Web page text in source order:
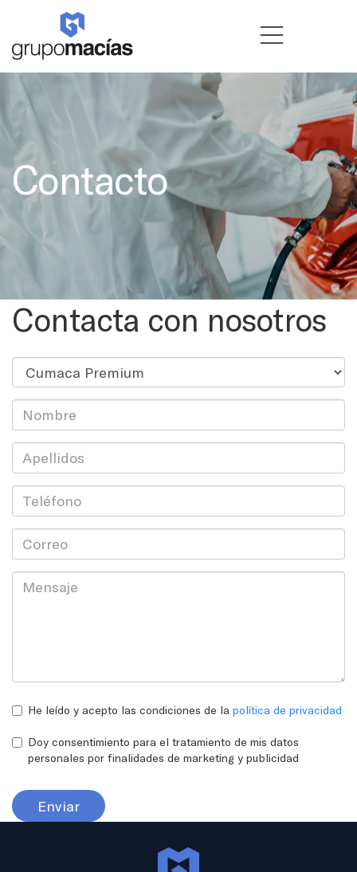
Contacto
Contacta con nosotros
He leído y acepto las condiciones de la política de privacidad
Doy consentimiento para el tratamiento de mis datos
personales por finalidades de marketing y publicidad
Enviar